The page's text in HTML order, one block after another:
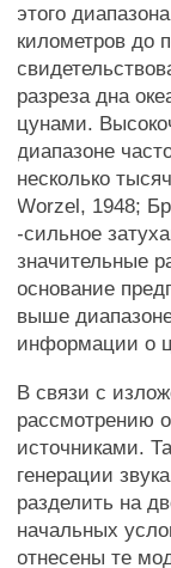
этого
километров до
разреза дна
цунами.
диапазоне
несколько
Worzel, 1948;
-сильное
значительные
основание
выше
информации о
В связи с
рассмотрению
источниками.
генерации
разделить на
начальных
отнесены те